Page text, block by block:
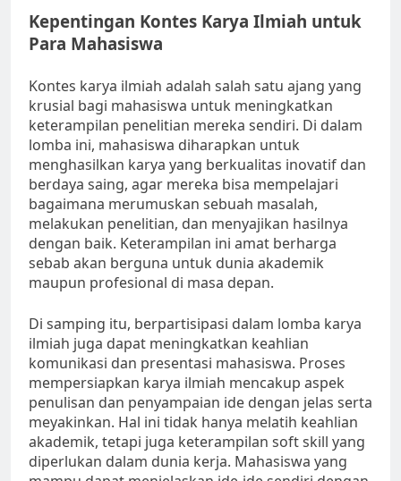
Kepentingan Kontes Karya Ilmiah untuk
Para Mahasiswa
Kontes karya ilmiah adalah salah satu ajang yang
krusial bagi mahasiswa untuk meningkatkan
keterampilan penelitian mereka sendiri. Di dalam
lomba ini, mahasiswa diharapkan untuk
menghasilkan karya yang berkualitas inovatif dan
berdaya saing, agar mereka bisa mempelajari
bagaimana merumuskan sebuah masalah,
melakukan penelitian, dan menyajikan hasilnya
dengan baik. Keterampilan ini amat berharga
sebab akan berguna untuk dunia akademik
maupun profesional di masa depan.
Di samping itu, berpartisipasi dalam lomba karya
ilmiah juga dapat meningkatkan keahlian
komunikasi dan presentasi mahasiswa. Proses
mempersiapkan karya ilmiah mencakup aspek
penulisan dan penyampaian ide dengan jelas serta
meyakinkan. Hal ini tidak hanya melatih keahlian
akademik, tetapi juga keterampilan soft skill yang
diperlukan dalam dunia kerja. Mahasiswa yang